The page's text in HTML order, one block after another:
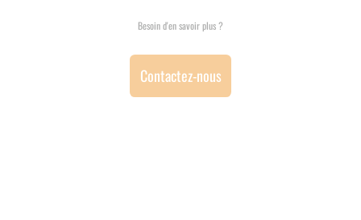
Besoin d'en savoir plus ?
Contactez-nous